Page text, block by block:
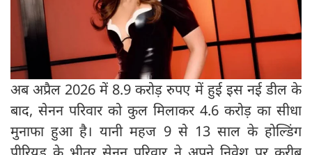
अब अप्रैल 2026 में 8.9 करोड़ रुपए में हुई इस नई डील के
बाद, सेनन परिवार को कुल मिलाकर 4.6 करोड़ का सीधा
मुनाफा हुआ है। यानी महज 9 से 13 साल के होल्डिंग